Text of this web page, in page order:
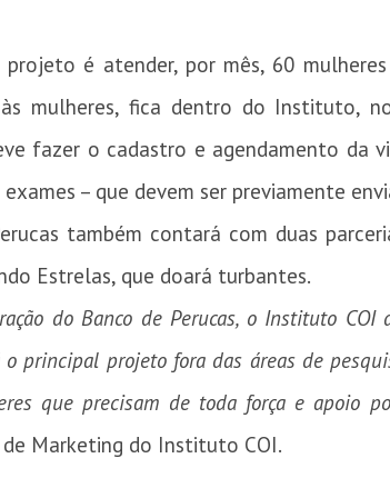
é atender, por mês, 60
mulheres, fica dentro do Instituto,
fazer o cadastro e agendamento da
– que devem ser previamente
também contará com duas
Estrelas, que doará turbantes.
do Banco de Perucas, o Instituto
o principal projeto fora das áreas de
que precisam de toda força e apoio
de Marketing do Instituto COI.